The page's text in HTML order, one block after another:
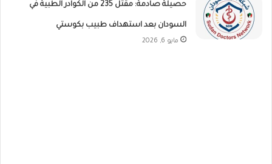
حصيلة صادمة: مقتل 235 من الكوادر الطبية في
السودان بعد استهداف طبيب بكوستي
مايو 6, 2026